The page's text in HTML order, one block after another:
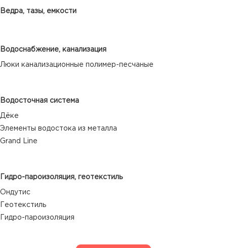
Ведра, тазы, емкости
Водоснабжение, канализация
Люки канализационные полимер-песчаные
Водосточная система
Дёке
Элементы водостока из металла
Grand Line
Гидро-пароизоляция, геотекстиль
Ондутис
Геотекстиль
Гидро-пароизоляция